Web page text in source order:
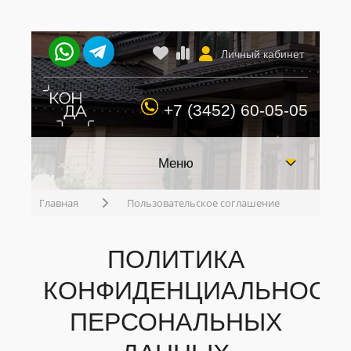
Личный кабинет
+7 (3452) 60-05-05
Меню
Главная Пользовательское соглашение
ПОЛИТИКА
ПЕРСОНАЛЬНЫХ